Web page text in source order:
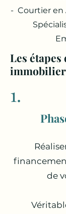
- Courtier en
Les
immobilier
1.
de